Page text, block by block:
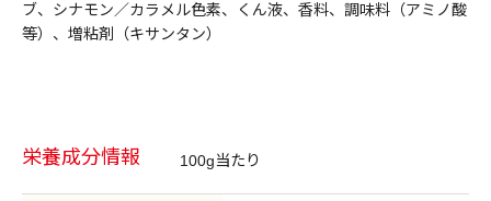
ブ、シナモン／カラメル色素、くん液、香料、調味料（アミノ酸
等）、増粘剤（キサンタン）
栄養成分情報 100g当たり